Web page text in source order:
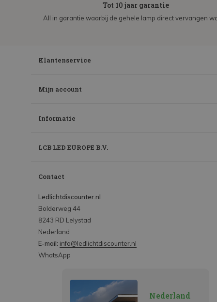
Tot 10 jaar garantie
All in garantie waarbij de gehele lamp direct vervangen
Klantenservice
Mijn account
Informatie
LCB LED EUROPE B.V.
Contact
Ledlichtdiscounter.nl
Bolderweg 44
8243 RD Lelystad
Nederland
E-mail: info@ledlichtdiscounter.nl
WhatsApp
Nederland